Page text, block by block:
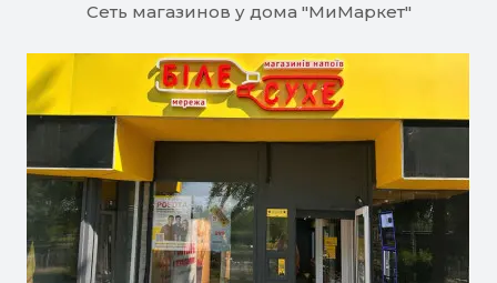
Сеть магазинов у дома "МиМаркет"